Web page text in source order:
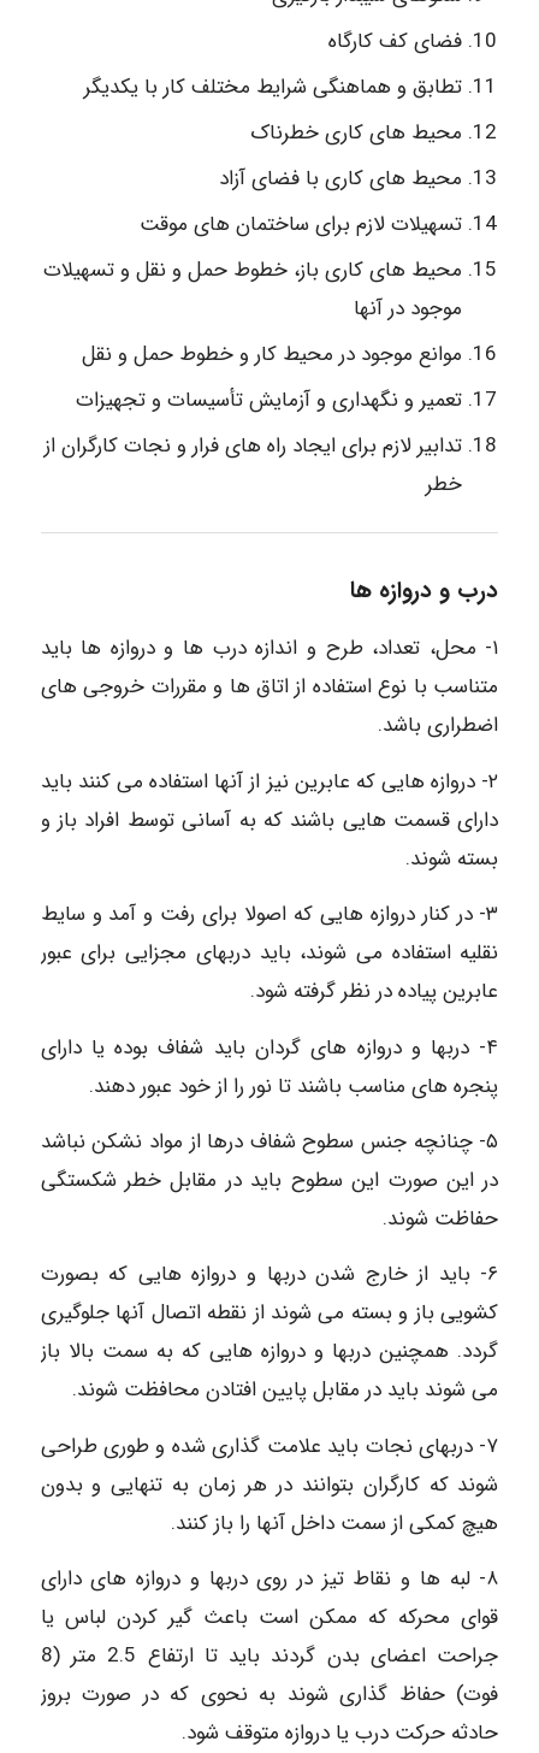
فضای کف کارگاه
تطابق و هماهنگی شرایط مختلف کار با یکدیگر
محیط های کاری خطرناک
محیط های کاری با فضای آزاد
تسهیلات لازم برای ساختمان های موقت
محیط های کاری باز، خطوط حمل و نقل و تسهیلات
موجود در آنها
موانع موجود در محیط کار و خطوط حمل و نقل
تعمیر و نگهداری و آزمایش تأسیسات و تجهیزات
تدابیر لازم برای ایجاد راه های فرار و نجات کارگران از
خطر
درب و دروازه ها
١- محل، تعداد، طرح و اندازه درب ها و دروازه ها باید
متناسب با نوع استفاده از اتاق ها و مقررات خروجی های
اضطراری باشد.
۲- دروازه هایی که عابرین نیز از آنها استفاده می کنند باید
دارای قسمت هایی باشند که به آسانی توسط افراد باز و
بسته شوند.
۳- در کنار دروازه هایی که اصولا برای رفت و آمد و سایط
نقلیه استفاده می شوند، باید دربهای مجزایی برای عبور
عابرین پیاده در نظر گرفته شود.
۴- دربها و دروازه های گردان باید شفاف بوده یا دارای
پنجره های مناسب باشند تا نور را از خود عبور دهند.
۵- چنانچه جنس سطوح شفاف درها از مواد نشکن نباشد
در این صورت این سطوح باید در مقابل خطر شکستگی
حفاظت شوند.
۶- باید از خارج شدن دربها و دروازه هایی که بصورت
کشویی باز و بسته می شوند از نقطه اتصال آنها جلوگیری
گردد. همچنین دربها و دروازه هایی که به سمت بالا باز
می شوند باید در مقابل پایین افتادن محافظت شوند.
۷- دربهای نجات باید علامت گذاری شده و طوری طراحی
شوند که کارگران بتوانند در هر زمان به تنهایی و بدون
هیچ کمکی از سمت داخل آنها را باز کنند.
۸- لبه ها و نقاط تیز در روی دربها و دروازه های دارای
قوای محرکه که ممکن است باعث گیر کردن لباس یا
جراحت اعضای بدن گردند باید تا ارتفاع 2.5 متر (8
فوت) حفاظ گذاری شوند به نحوی که در صورت بروز
حادثه حرکت درب یا دروازه متوقف شود.